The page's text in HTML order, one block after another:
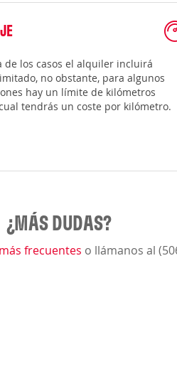
de los casos el alquiler incluirá
no obstante, para algunos
hay un límite de kilómetros
tendrás un coste por kilómetro.
¿MÁS DUDAS?
frecuentes o llámanos al